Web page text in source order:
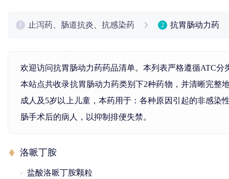
止泻药、肠道抗炎、抗感染药 2 抗胃肠动力药
欢迎访问抗胃肠动力药药品清单。本列表严格遵循ATC
本站点共收录抗胃肠动力药类别下2种药物，并清晰完整
成人及5岁以上儿童，本药用于：各种原因引起的非感
肠手术后的病人，以抑制排便失禁。
洛哌丁胺
盐酸洛哌丁胺颗粒